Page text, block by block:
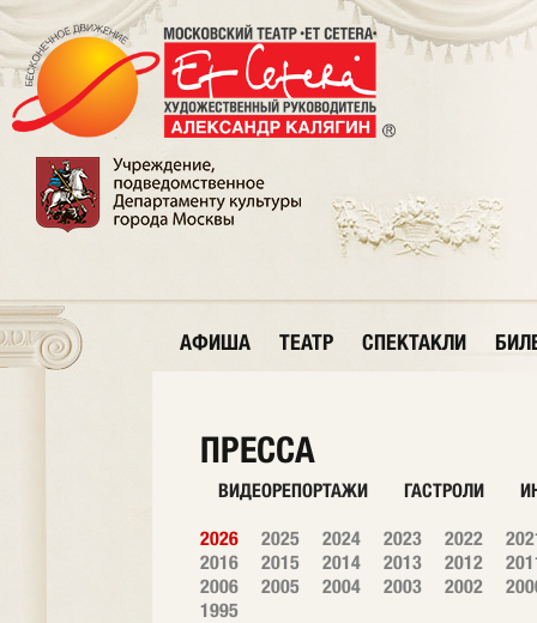
АФИША ТЕАТР СПЕКТАКЛИ
ПРЕССА
ВИДЕОРЕПОРТАЖИ ГАСТРОЛИ
2026 2025 2024 2023 2022
2016
2015 2014 2013 2012
2006
2005 2004 2003 2002
1995